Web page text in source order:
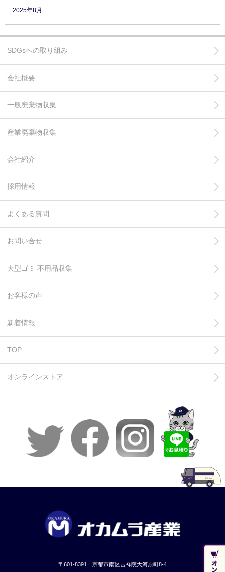
2025年8月
SDGsへの取り組み
会社概要
一般廃棄物収集
産業廃棄物収集
会社紹介
採用情報
よくある質問
お問い合せ
大型ゴミ 不用品収集
お客様の声
新着情報
TOP
オンラインストア
〒601-8391 京都市南区吉祥院大河原町8-4